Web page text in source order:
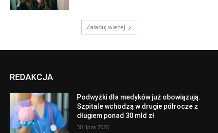
Załaduj więcej
REDAKCJA
Podwyżki dla medyków już obowiązują.
Szpitale wchodzą w drugie półrocze z
długiem ponad 30 mld zł
30 lipca 2026